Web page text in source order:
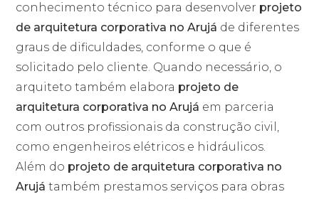
conhecimento técnico para desenvolver projeto
de arquitetura corporativa no Arujá de diferentes
graus de dificuldades, conforme o que é
solicitado pelo cliente. Quando necessário, o
arquiteto também elabora projeto de
arquitetura corporativa no Arujá em parceria
com outros profissionais da construção civil,
como engenheiros elétricos e hidráulicos.
Além do projeto de arquitetura corporativa no
Arujá também prestamos serviços para obras